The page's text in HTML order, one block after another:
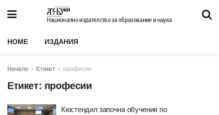
Национално издателство за образование и наука
HOME ИЗДАНИЯ
Начало Етикет професии
Етикет: професии
Кюстендил започна обучения по